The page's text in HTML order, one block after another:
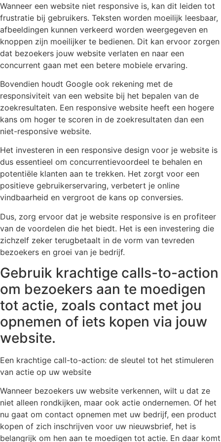
Wanneer een website niet responsive is, kan dit leiden tot
frustratie bij gebruikers. Teksten worden moeilijk leesbaar,
afbeeldingen kunnen verkeerd worden weergegeven en
knoppen zijn moeilijker te bedienen. Dit kan ervoor zorgen
dat bezoekers jouw website verlaten en naar een
concurrent gaan met een betere mobiele ervaring.
Bovendien houdt Google ook rekening met de
responsiviteit van een website bij het bepalen van de
zoekresultaten. Een responsive website heeft een hogere
kans om hoger te scoren in de zoekresultaten dan een
niet-responsive website.
Het investeren in een responsive design voor je website is
dus essentieel om concurrentievoordeel te behalen en
potentiële klanten aan te trekken. Het zorgt voor een
positieve gebruikerservaring, verbetert je online
vindbaarheid en vergroot de kans op conversies.
Dus, zorg ervoor dat je website responsive is en profiteer
van de voordelen die het biedt. Het is een investering die
zichzelf zeker terugbetaalt in de vorm van tevreden
bezoekers en groei van je bedrijf.
Gebruik krachtige calls-to-action
om bezoekers aan te moedigen
tot actie, zoals contact met jou
opnemen of iets kopen via jouw
website.
Een krachtige call-to-action: de sleutel tot het stimuleren
van actie op uw website
Wanneer bezoekers uw website verkennen, wilt u dat ze
niet alleen rondkijken, maar ook actie ondernemen. Of het
nu gaat om contact opnemen met uw bedrijf, een product
kopen of zich inschrijven voor uw nieuwsbrief, het is
belangrijk om hen aan te moedigen tot actie. En daar komt